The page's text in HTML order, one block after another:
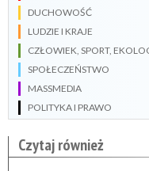
DUCHOWOŚĆ
LUDZIE I KRAJE
CZŁOWIEK, SPORT,
SPOŁECZEŃSTWO
MASSMEDIA
POLITYKA I PRAWO
Czytaj również